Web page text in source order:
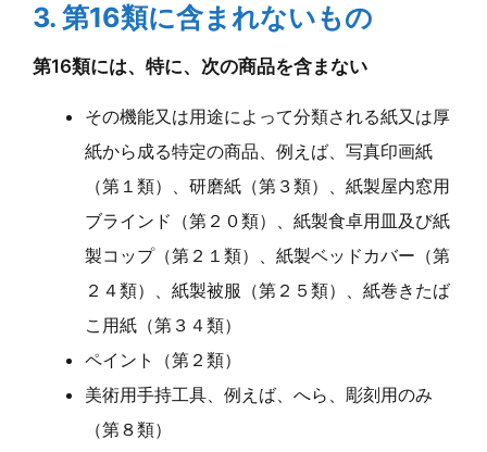
3. 第16類に含まれないもの
第16類には、特に、次の商品を含まない
その機能又は用途によって分類される紙又は厚
紙から成る特定の商品、例えば、写真印画紙
（第１類）、研磨紙（第３類）、紙製屋内窓用
ブラインド（第２０類）、紙製食卓用皿及び紙
製コップ（第２１類）、紙製ベッドカバー（第
２４類）、紙製被服（第２５類）、紙巻きたば
こ用紙（第３４類）
ペイント（第２類）
美術用手持工具、例えば、へら、彫刻用のみ
（第８類）